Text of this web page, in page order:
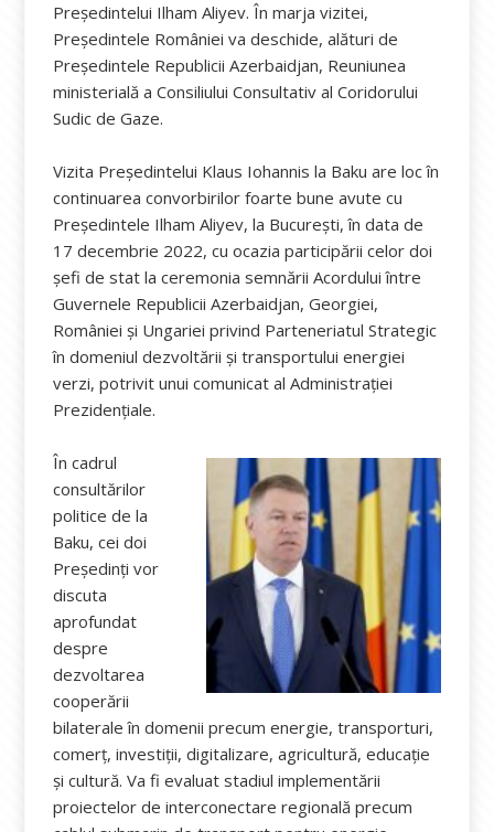
Președintelui Ilham Aliyev. În marja vizitei,
Președintele României va deschide, alături de
Președintele Republicii Azerbaidjan, Reuniunea
ministerială a Consiliului Consultativ al Coridorului
Sudic de Gaze.
Vizita Președintelui Klaus Iohannis la Baku are loc în
continuarea convorbirilor foarte bune avute cu
Președintele Ilham Aliyev, la București, în data de
17 decembrie 2022, cu ocazia participării celor doi
șefi de stat la ceremonia semnării Acordului între
Guvernele Republicii Azerbaidjan, Georgiei,
României și Ungariei privind Parteneriatul Strategic
în domeniul dezvoltării și transportului energiei
verzi, potrivit unui comunicat al Administrației
Prezidențiale.
În cadrul
consultărilor
politice de la
Baku, cei doi
Președinți vor
discuta
aprofundat
despre
dezvoltarea
cooperării
bilaterale în domenii precum energie, transporturi,
comerț, investiții, digitalizare, agricultură, educație
și cultură. Va fi evaluat stadiul implementării
proiectelor de interconectare regională precum